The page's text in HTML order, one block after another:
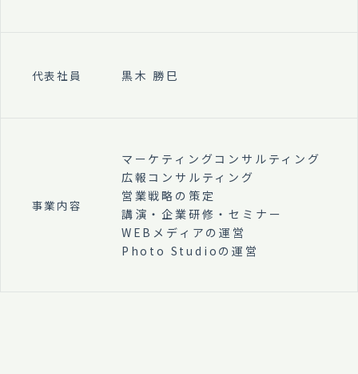
代表社員 黒木 勝巳
事業内容
マーケティングコンサルティング
広報コンサルティング
営業戦略の策定
講演・企業研修・セミナー
WEBメディアの運営
Photo Studioの運営